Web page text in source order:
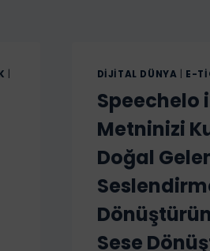
DIJITAL DÜNYA E-
Speechelo
Metninizi
Doğal
Sese